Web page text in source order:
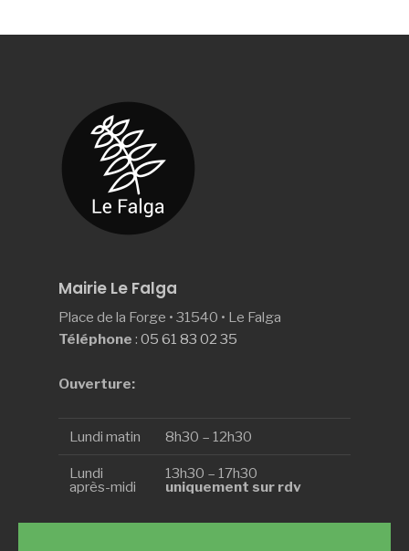
Mairie Le Falga
Place de la Forge • 31540 • Le Falga
Téléphone : 05 61 83 02 35
Ouverture:
Lundi matin 8h30 – 12h30
Lundi
après-midi
13h30 – 17h30
uniquement sur rdv